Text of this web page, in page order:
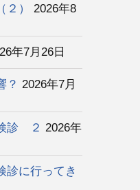
）
2026年8
年7月26日
？ 2026年7月
診 ２ 2026年
診に行ってき